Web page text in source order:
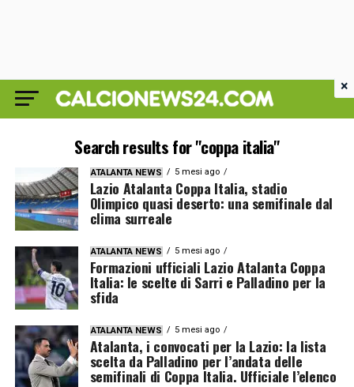
Search results for "coppa italia"
ATALANTA NEWS 5 mesi ago
Lazio Atalanta Coppa Italia, stadio
Olimpico quasi deserto: una semifinale dal
clima surreale
ATALANTA NEWS 5 mesi ago
Formazioni ufficiali Lazio Atalanta Coppa
Italia: le scelte di Sarri e Palladino per la
sfida
ATALANTA NEWS 5 mesi ago
Atalanta, i convocati per la Lazio: la lista
scelta da Palladino per l’andata delle
semifinali di Coppa Italia. Ufficiale l’elenco
×